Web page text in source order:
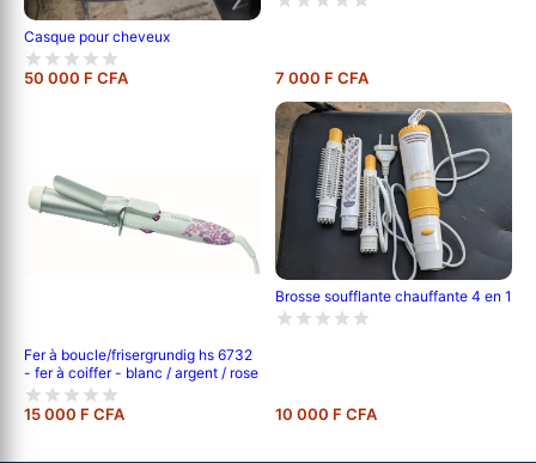
Casque pour cheveux
50 000 F CFA 7 000 F CFA
Fer à boucle/frisergrundig hs 6732
- fer à coiffer - blanc / argent / rose
15 000 F CFA
Brosse soufflante chauffante 4 en 1
10 000 F CFA